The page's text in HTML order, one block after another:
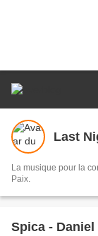
Last
La musique pour la
Paix.
Spica - Daniel